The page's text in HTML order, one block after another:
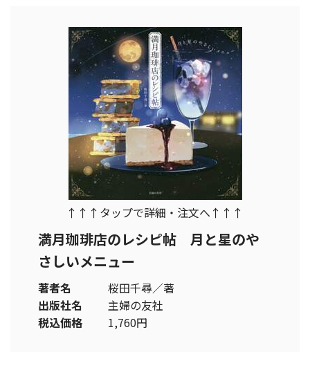
↑↑↑タップで詳細・注文へ↑↑↑
満月珈琲店のレシピ帖 月と星のや
さしいメニュー
著者名
桜田千尋／著
出版社名
主婦の友社
税込価格
1,760円